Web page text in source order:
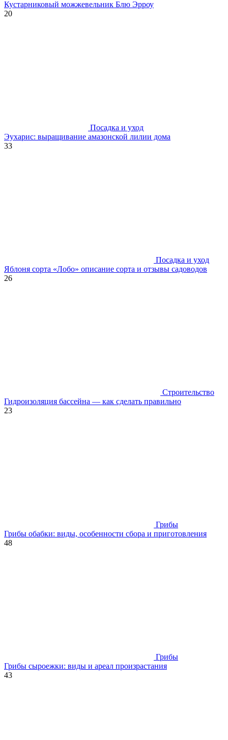
Кустарниковый можжевельник Блю Эрроу
20
Посадка и уход
Эухарис: выращивание амазонской лилии дома
33
Посадка и уход
Яблоня сорта «Лобо» описание сорта и отзывы садоводов
26
Строительство
Гидроизоляция бассейна — как сделать правильно
23
Грибы
Грибы обабки: виды, особенности сбора и приготовления
48
Грибы
Грибы сыроежки: виды и ареал произрастания
43